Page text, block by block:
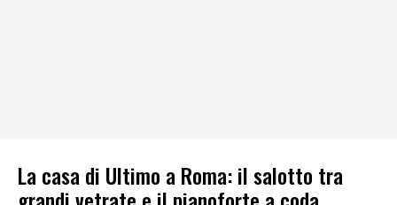
La casa di Ultimo a Roma: il salotto tra